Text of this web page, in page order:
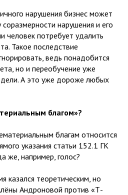
нарушения бизнес может
нарушения и его
человек потребует удалить
Такое последствие
ведь понадобится
но и переобучение уже
А это уже дороже любых
благом»?
благам относится
указания статьи 152.1 ГК
же, например, голос?
казался теоретическим, но
Андроновой против «Т-